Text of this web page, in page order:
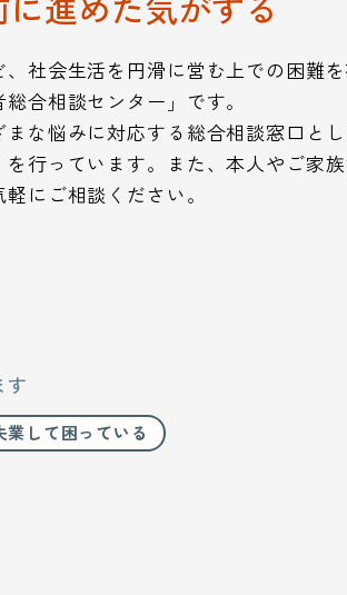
進めた気がする
社会生活を円滑に営む上での困難
合相談センター」です。
な悩みに対応する総合相談窓口と
行っています。また、本人やご家
にご相談ください。
す
業して困っている